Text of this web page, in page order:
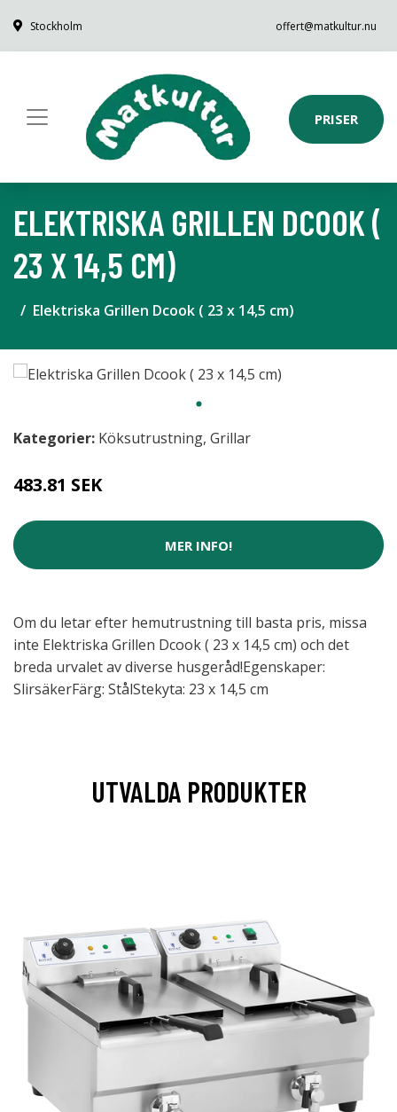
Stockholm offert@matkultur.nu
PRISER
ELEKTRISKA GRILLEN DCOOK (
23 X 14,5 CM)
Elektriska Grillen Dcook ( 23 x 14,5 cm)
Kategorier: Köksutrustning, Grillar
483.81 SEK
MER INFO!
Om du letar efter hemutrustning till basta pris, missa
inte Elektriska Grillen Dcook ( 23 x 14,5 cm) och det
breda urvalet av diverse husgeråd!Egenskaper:
SlirsäkerFärg: StålStekyta: 23 x 14,5 cm
UTVALDA PRODUKTER